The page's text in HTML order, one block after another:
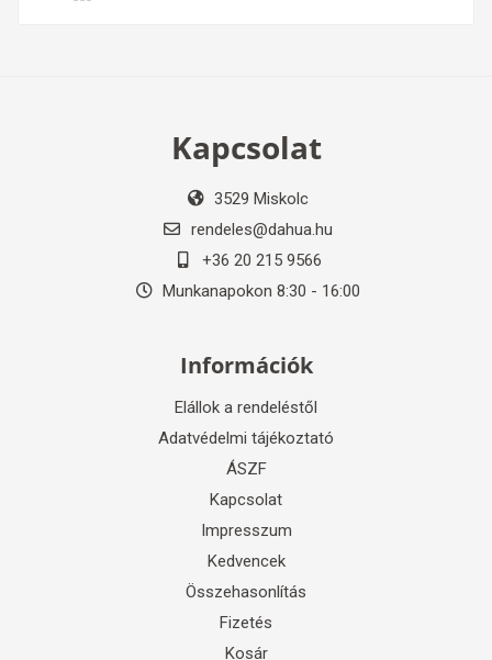
Kapcsolat
3529 Miskolc
rendeles@dahua.hu
+36 20 215 9566
Munkanapokon 8:30 - 16:00
Információk
Elállok a rendeléstől
Adatvédelmi tájékoztató
ÁSZF
Kapcsolat
Impresszum
Kedvencek
Összehasonlítás
Fizetés
Kosár